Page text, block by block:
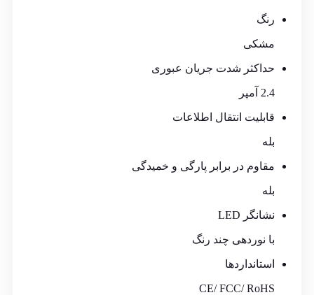
رنگ
مشکی
حداکثر شدت جریان عبوری
2.4 آمپر
قابلیت انتقال اطلاعات
بله
مقاوم در برابر پارگی و خمیدگی
بله
نشانگر LED
با نوردهی چند رنگ
استانداردها
CE/ FCC/ RoHS